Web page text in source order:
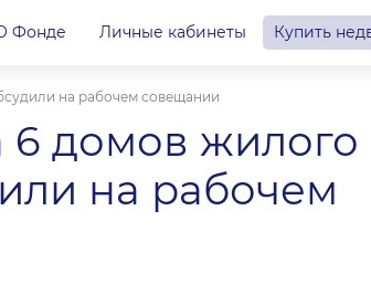
Фонде Личные кабинеты Купить
на рабочем совещании
6 домов жилого
на рабочем